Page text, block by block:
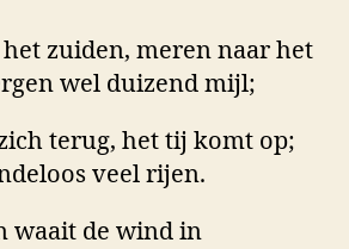
zuiden, meren naar het
wel duizend mijl;
terug, het tij komt op;
veel rijen.
waait de wind in